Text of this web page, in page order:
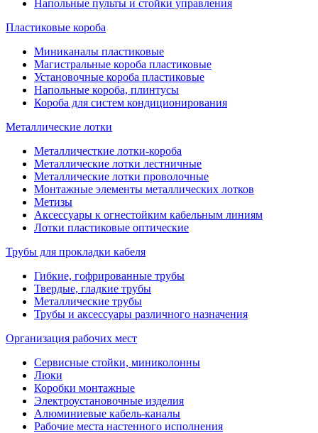
Напольные пульты и стойки управления
Пластиковые короба
Миниканалы пластиковые
Магистральные короба пластиковые
Установочные короба пластиковые
Напольные короба, плинтусы
Короба для систем кондиционирования
Металлические лотки
Металличесткие лотки-короба
Металлические лотки лестничные
Металлические лотки проволочные
Монтажные элементы металлических лотков
Метизы
Аксессуары к огнестойким кабельным линиям
Лотки пластиковые оптические
Трубы для прокладки кабеля
Гибкие, гофрированные трубы
Твердые, гладкие трубы
Металлические трубы
Трубы и аксессуары различного назначения
Организация рабочих мест
Сервисные стойки, миниколонны
Люки
Коробки монтажные
Электроустановочные изделия
Алюминиевые кабель-каналы
Рабочие места настенного исполнения